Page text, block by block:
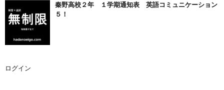
秦野高校２年 １学期通知表 英語コミュニケーション
５！
ログイン